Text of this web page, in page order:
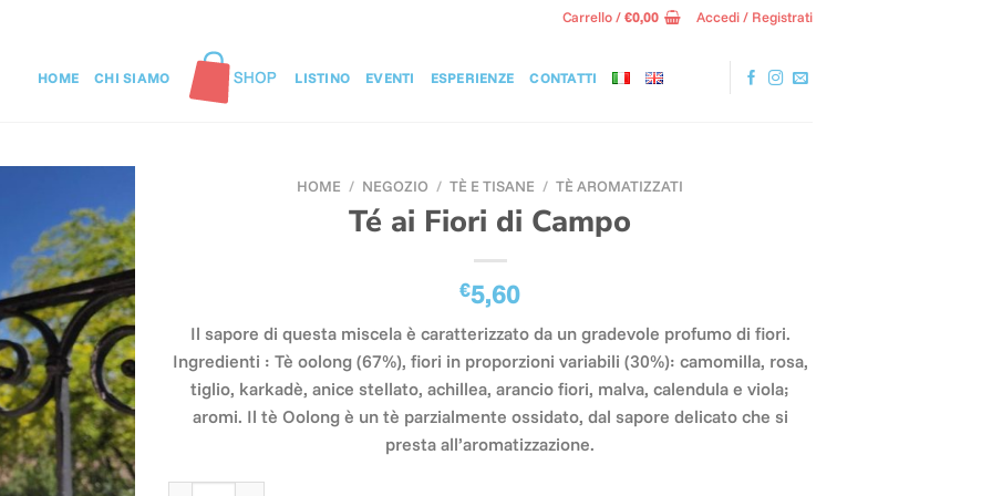
Carrello /€0,00 Accedi / Registrati
HOME CHI SIAMO LISTINO EVENTI ESPERIENZE CONTATTI
HOME / NEGOZIO / TÈ E TISANE / TÈ AROMATIZZATI
Té ai Fiori di Campo
€5,60
Il sapore di questa miscela è caratterizzato da un gradevole profumo di fiori.
Ingredienti : Tè oolong (67%), fiori in proporzioni variabili (30%): camomilla, rosa,
tiglio, karkadè, anice stellato, achillea, arancio fiori, malva, calendula e viola;
aromi. Il tè Oolong è un tè parzialmente ossidato, dal sapore delicato che si
presta all’aromatizzazione.